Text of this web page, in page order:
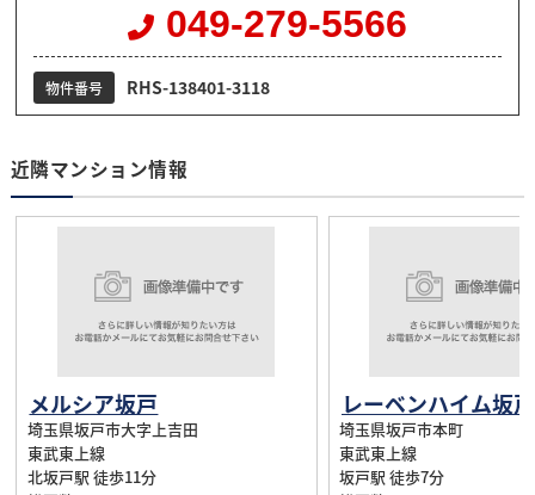
049-279-5566
物件番号 RHS-138401-3118
近隣マンション情報
メルシア坂戸
埼玉県坂戸市大字上吉田
東武東上線
北坂戸駅 徒歩11分
埼玉県坂戸市本町
東武東上線
坂戸駅 徒歩7分